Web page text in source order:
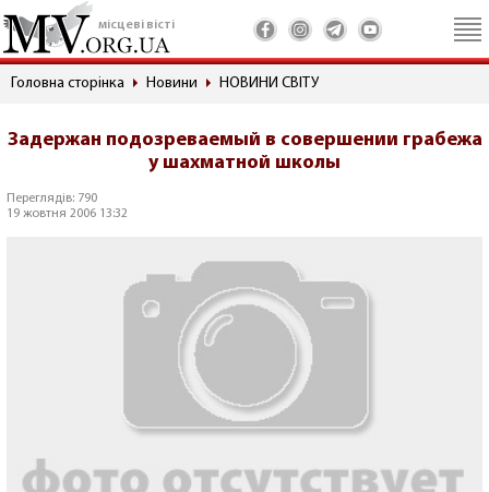
місцеві вісті
Головна сторінка Новини НОВИНИ СВІТУ
Задержан подозреваемый в совершении грабежа
у шахматной школы
Переглядів: 790
19 жовтня 2006 13:32